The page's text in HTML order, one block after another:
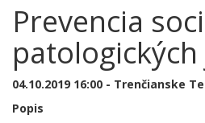
Prevencia
04.10.2019 16:00 - Trenčianske
Popis